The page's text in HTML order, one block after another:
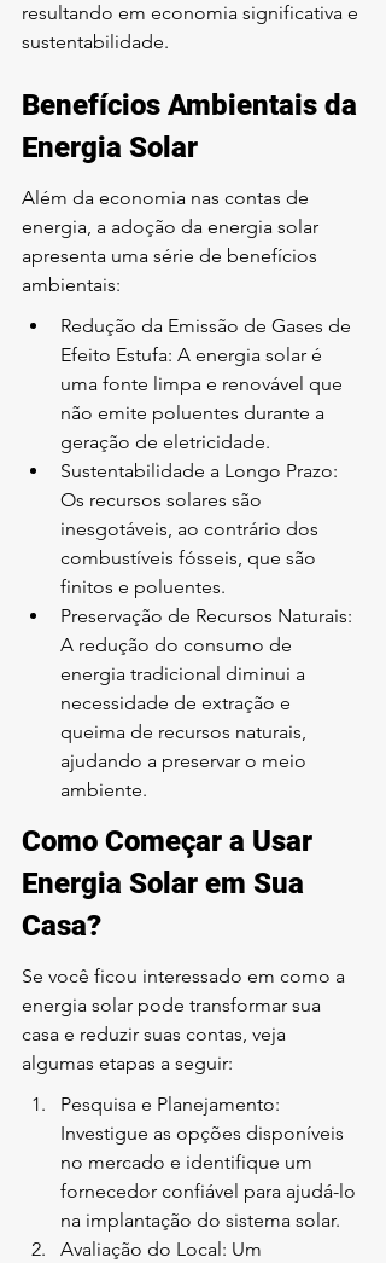
resultando em economia significativa e
sustentabilidade.
Benefícios Ambientais da
Energia Solar
Além da economia nas contas de
energia, a adoção da energia solar
apresenta uma série de benefícios
ambientais:
Redução da Emissão de Gases de
Efeito Estufa: A energia solar é
uma fonte limpa e renovável que
não emite poluentes durante a
geração de eletricidade.
Sustentabilidade a Longo Prazo:
Os recursos solares são
inesgotáveis, ao contrário dos
combustíveis fósseis, que são
finitos e poluentes.
Preservação de Recursos Naturais:
A redução do consumo de
energia tradicional diminui a
necessidade de extração e
queima de recursos naturais,
ajudando a preservar o meio
ambiente.
Como Começar a Usar
Energia Solar em Sua
Casa?
Se você ficou interessado em como a
energia solar pode transformar sua
casa e reduzir suas contas, veja
algumas etapas a seguir:
Pesquisa e Planejamento:
Investigue as opções disponíveis
no mercado e identifique um
fornecedor confiável para ajudá-lo
na implantação do sistema solar.
Avaliação do Local: Um